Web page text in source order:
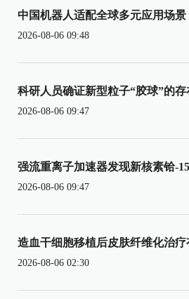
中国机器人适配全球多元应用场景
2026-08-06 09:48
科研人员确证新型粒子“胶球”的存
2026-08-06 09:47
强流重离子加速器发现新核素铪-
2026-08-06 09:47
造血干细胞移植后皮肤纤维化治疗
2026-08-06 02:30